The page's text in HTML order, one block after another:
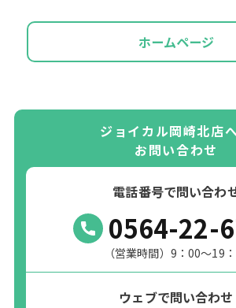
ホームページ
ジョイカル岡崎北店
お問い合わせ
電話番号で問い合わ
0564-22-
（営業時間）9：00～19
ウェブで問い合わせ